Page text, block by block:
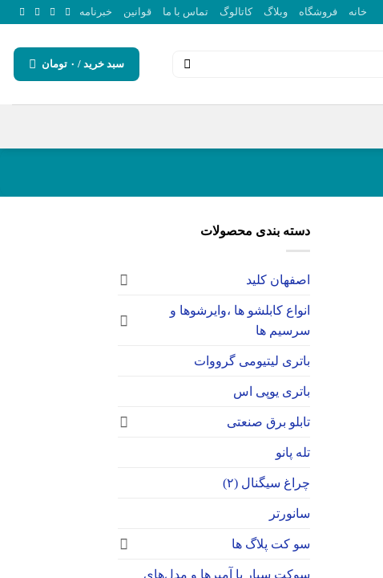
خانه فروشگاه وبلاگ کاتالوگ تماس با ما قوانین خبرنامه
سبد خرید / ۰ تومان
دسته بندی محصولات
اصفهان کلید
انواع کابلشو ها ،وایرشوها و
سرسیم ها
باتری لیتیومی گرووات
باتری یوپی اس
تابلو برق صنعتی
تله پانو
چراغ سیگنال (۲)
سانورتر
سو کت پلاگ ها
سوکت‌ سیار با آمپرها و مدل‌های